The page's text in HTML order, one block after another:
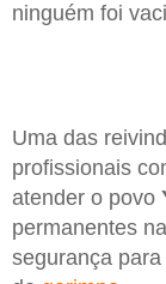
ninguém foi
Uma das
profissionais
atender o povo
permanentes
segurança